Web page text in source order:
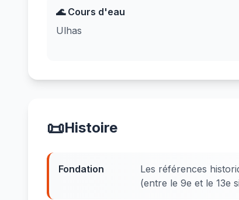
🌊 Cours d'eau
Ulhas
📜Histoire
Fondation
Les références
(entre le 9e et le 13e